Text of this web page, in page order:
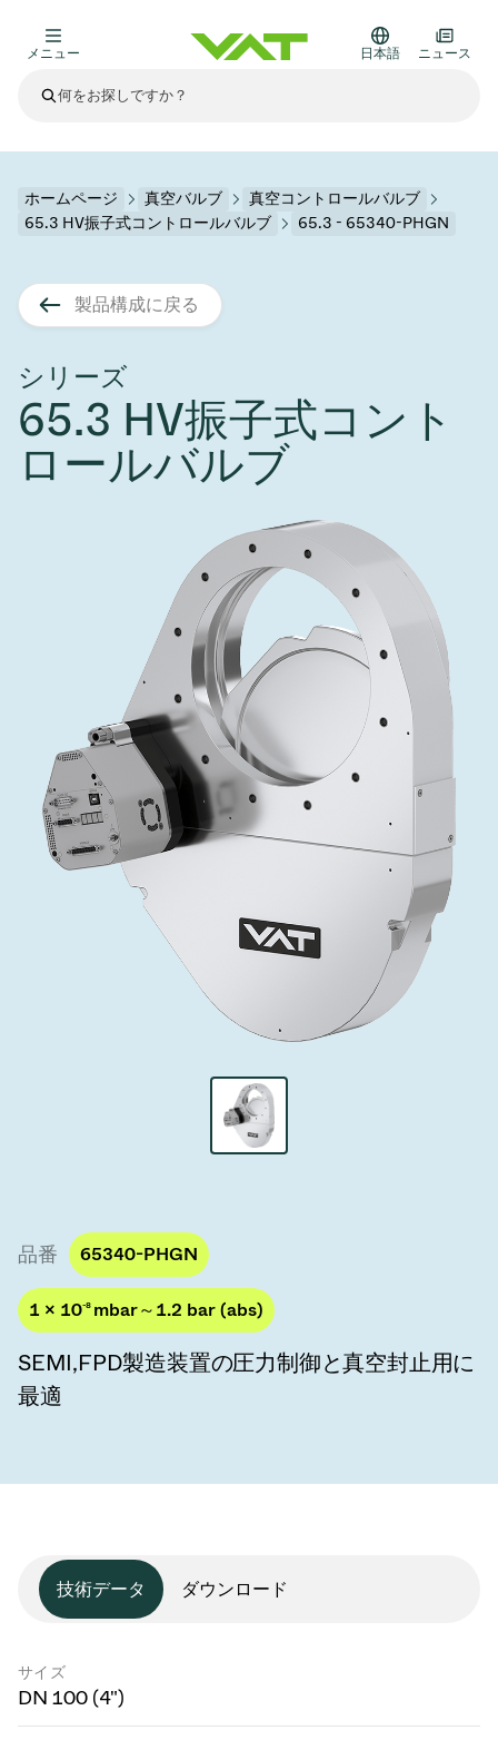
ニュース
9月 17, 2026 イベント情報
Semicon India 2026で精密技術を追求
し、進歩を支えます。
日本語
メニュー
真空アイソレーションバルブ
真空ゲートバルブ
真空アングルバルブ、インラインバルブ、シリンダーバル
真空バタフライバルブ
真空振り子式バルブ
圧力リリーフ／ベントバルブ
ガス封入弁
3ポジションバルブ
バキュームチェックバルブ
緊急遮断/ビームストッパーバルブ
真空オールメタルバルブ
真空トランスファーバルブ
真空トランスファードア
ITER真空バルブカタログ
真空バルブ技術
その他製品
フランジコネクタとガスケット
モーションコンポーネント
VATエッジ溶接メタルベローズ
真空モジュール
基板搬送
サブファブシステム
ディスプレイ製造
スパッタリング
薄膜封止(CVD)
OLEDのインクジェット印刷
サブファブシステム
科学機器と医学
医療・医薬品分野
科学機器
真空輸送
バッテリー製造
医薬品の凍結乾燥
サブファブシステム
高エネルギー物理学
あなたのアプリケーション
製品サービス
スペアパーツ
標準修理サービス
VATサービスセンター
企業責任
Presentations
Shares and debt
Analyst coverage
Contact for investors
News services
サプライチェーンマネジメント
Glossary
連絡先
ホームページ 真空バルブ
真空コントロールバルブ
65.3 HV振子式コントロールバルブ
65.3 - 65340-PHGN
製品構成に戻る
シリーズ
65.3 HV振子式コント
ロールバルブ
品番 65340-PHGN
1 × 10-8 mbar～1.2 bar (abs)
SEMI,FPD製造装置の圧力制御と真空封止用に
最適
技術データ ダウンロード
サイズ
DN 100 (4")